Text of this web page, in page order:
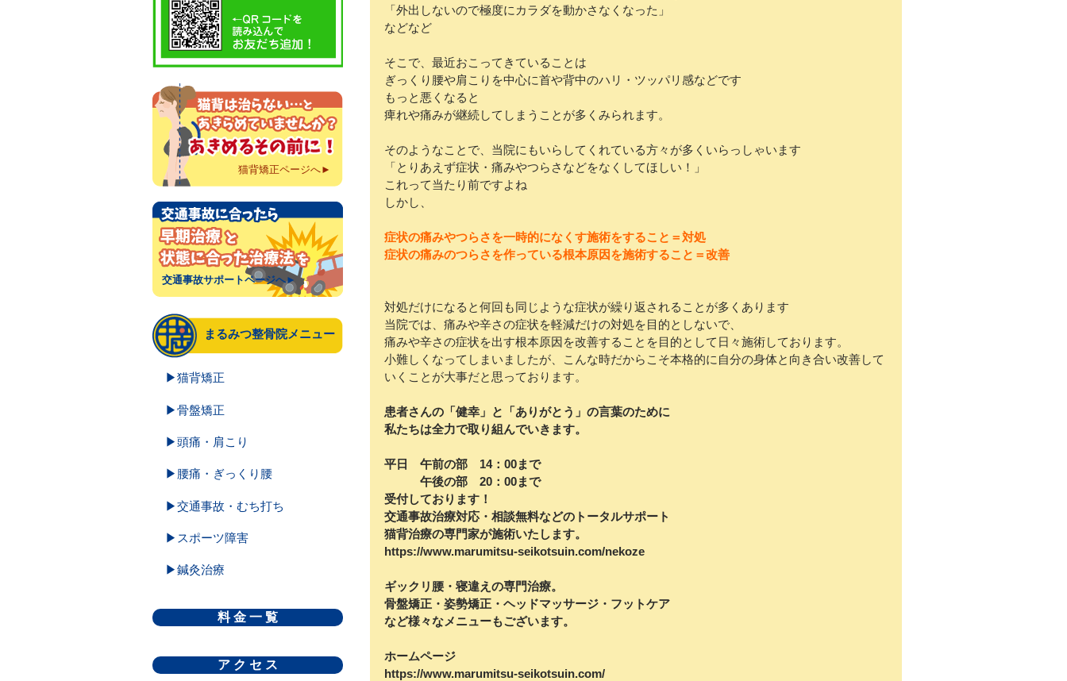
猫背矯正ページへ►
交通事故サポートページへ►
まるみつ整骨院メニュー
▶猫背矯正
▶骨盤矯正
▶頭痛・肩こり
▶腰痛・ぎっくり腰
▶交通事故・むち打ち
▶スポーツ障害
▶鍼灸治療
料 金 一 覧
ア ク セ ス
「外出しないので極度にカラダを動かさなくなった」
などなど
そこで、最近おこってきていることは
ぎっくり腰や肩こりを中心に首や背中のハリ・ツッパリ感などです
もっと悪くなると
痺れや痛みが継続してしまうことが多くみられます。
そのようなことで、当院にもいらしてくれている方々が多くいらっしゃいます
「とりあえず症状・痛みやつらさなどをなくしてほしい！」
これって当たり前ですよね
しかし、
症状の痛みやつらさを一時的になくす施術をすること＝対処
症状の痛みのつらさを作っている根本原因を施術すること＝改善
対処だけになると何回も同じような症状が繰り返されることが多くあります
当院では、痛みや辛さの症状を軽減だけの対処を目的としないで、
痛みや辛さの症状を出す根本原因を改善することを目的として日々施術しております。
小難しくなってしまいましたが、こんな時だからこそ本格的に自分の身体と向き合い改善して
いくことが大事だと思っております。
患者さんの「健幸」と「ありがとう」の言葉のために
私たちは全力で取り組んでいきます。
平日　午前の部　14：00まで
午後の部　20：00まで
受付しております！
交通事故治療対応・相談無料などのトータルサポート
猫背治療の専門家が施術いたします。
https://www.marumitsu-seikotsuin.com/nekoze
ギックリ腰・寝違えの専門治療。
骨盤矯正・姿勢矯正・ヘッドマッサージ・フットケア
など様々なメニューもございます。
ホームページ
https://www.marumitsu-seikotsuin.com/